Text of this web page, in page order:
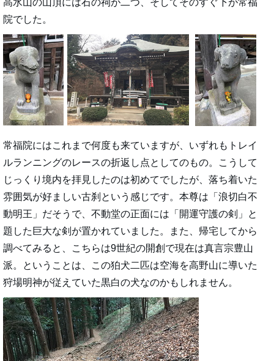
高水山の山頂には石の祠が二つ、そしてそのすぐ下が常福
院でした。
常福院にはこれまで何度も来ていますが、いずれもトレイ
ルランニングのレースの折返し点としてのもの。こうして
じっくり境内を拝見したのは初めてでしたが、落ち着いた
雰囲気が好ましい古刹という感じです。本尊は「浪切白不
動明王」だそうで、不動堂の正面には「開運守護の剣」と
題した巨大な剣が置かれていました。また、帰宅してから
調べてみると、こちらは9世紀の開創で現在は真言宗豊山
派。ということは、この狛犬二匹は空海を高野山に導いた
狩場明神が従えていた黒白の犬なのかもしれません。